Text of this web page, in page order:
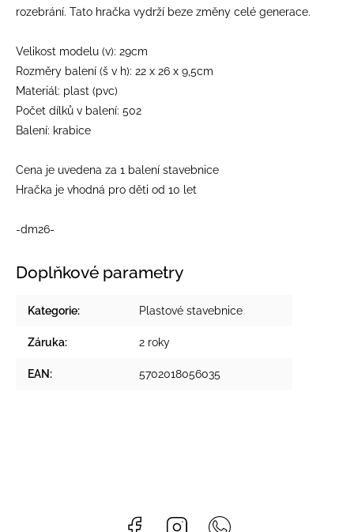
rozebrání. Tato hračka vydrží beze změny celé generace.
Velikost modelu (v): 29cm
Rozměry balení (š v h): 22 x 26 x 9,5cm
Materiál: plast (pvc)
Počet dílků v balení: 502
Balení: krabice
Cena je uvedena za 1 balení stavebnice
Hračka je vhodná pro děti od 10 let
-dm26-
Doplňkové parametry
Kategorie: Plastové stavebnice
Záruka: 2 roky
EAN: 5702018056035
Facebook Instagram